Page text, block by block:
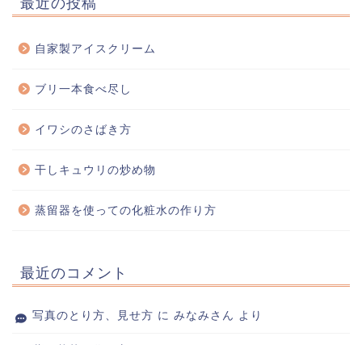
自家製アイスクリーム
ブリ一本食べ尽し
イワシのさばき方
干しキュウリの炒め物
蒸留器を使っての化粧水の作り方
最近のコメント
写真のとり方、見せ方 に みなみさん より